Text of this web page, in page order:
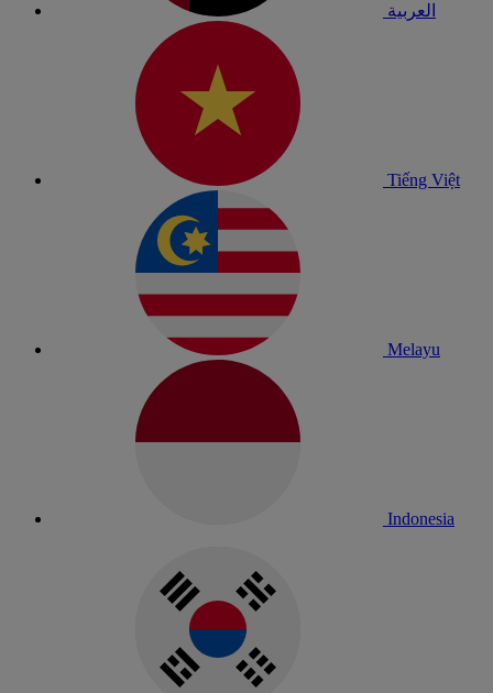
العربية
Tiếng Việt
Melayu
Indonesia